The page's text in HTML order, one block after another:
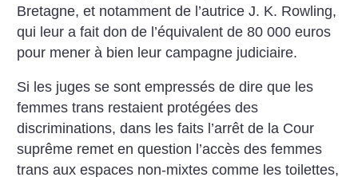
Bretagne, et notamment de l’autrice J. K. Rowling,
qui leur a fait don de l’équivalent de 80 000 euros
pour mener à bien leur campagne judiciaire.
Si les juges se sont empressés de dire que les
femmes trans restaient protégées des
discriminations, dans les faits l’arrêt de la Cour
suprême remet en question l’accès des femmes
trans aux espaces non-mixtes comme les toilettes,